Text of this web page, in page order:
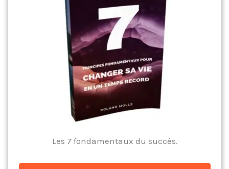
Les 7 fondamentaux du succès.